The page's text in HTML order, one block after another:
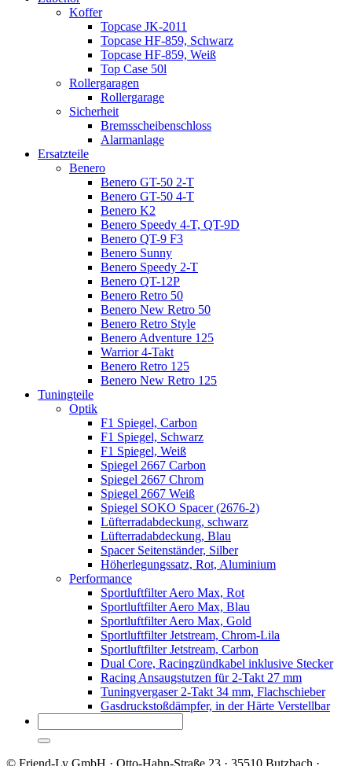
Koffer
Topcase JK-2011
Topcase HF-859, Schwarz
Topcase HF-859, Weiß
Top Case 50l
Rollergaragen
Rollergarage
Sicherheit
Bremsscheibenschloss
Alarmanlage
Ersatzteile
Benero
Benero GT-50 2-T
Benero GT-50 4-T
Benero K2
Benero Speedy 4-T, QT-9D
Benero QT-9 F3
Benero Sunny
Benero Speedy 2-T
Benero QT-12P
Benero Retro 50
Benero New Retro 50
Benero Retro Style
Benero Adventure 125
Warrior 4-Takt
Benero Retro 125
Benero New Retro 125
Tuningteile
Optik
F1 Spiegel, Carbon
F1 Spiegel, Schwarz
F1 Spiegel, Weiß
Spiegel 2667 Carbon
Spiegel 2667 Chrom
Spiegel 2667 Weiß
Spiegel SOKO Spacer (2676-2)
Lüfterradabdeckung, schwarz
Lüfterradabdeckung, Blau
Spacer Seitenständer, Silber
Höherlegungssatz, Rot, Aluminium
Performance
Sportluftfilter Aero Max, Rot
Sportluftfilter Aero Max, Blau
Sportluftfilter Aero Max, Gold
Sportluftfilter Jetstream, Chrom-Lila
Sportluftfilter Jetstream, Carbon
Dual Core, Racingzündkabel inklusive Stecker
Racing Ansaugstutzen für 2-Takt 27 mm
Tuningvergaser 2-Takt 34 mm, Flachschieber
Gasdruckstoßdämpfer, in der Härte Verstellbar